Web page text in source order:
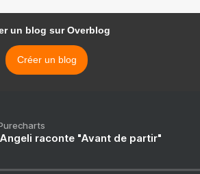
un blog sur Overblog
Créer un blog
Angeli raconte "Avant de partir"